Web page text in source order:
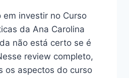
em investir no Curso
da Ana Carolina
não está certo se é
review completo,
os aspectos do curso